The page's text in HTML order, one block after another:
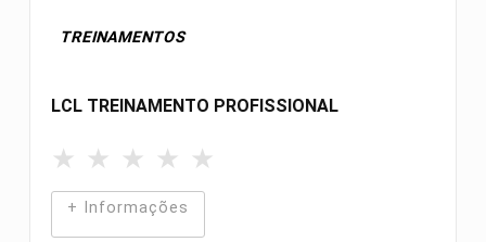
TREINAMENTOS
LCL TREINAMENTO PROFISSIONAL
★ ★ ★ ★ ★
+ Informações